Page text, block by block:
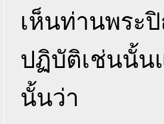
เห็นท่านพระ
ปฏิบัติเช่นนั้น
นั้นว่า